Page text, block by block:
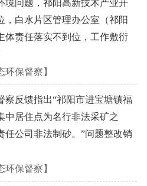
境问题，祁阳高新技术产业开
，白水片区管理办公室（祁阳
体责任落实不到位，工作敷衍
环保督察】
察反馈指出“祁阳市进宝塘镇福
中居住点为名行非法采矿之
任公司非法制砂。”问题整改销
环保督察】